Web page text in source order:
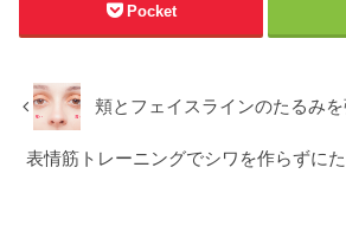
Pocket
頬とフェイスラインのたるみ
表情筋トレーニングでシワを作らずに